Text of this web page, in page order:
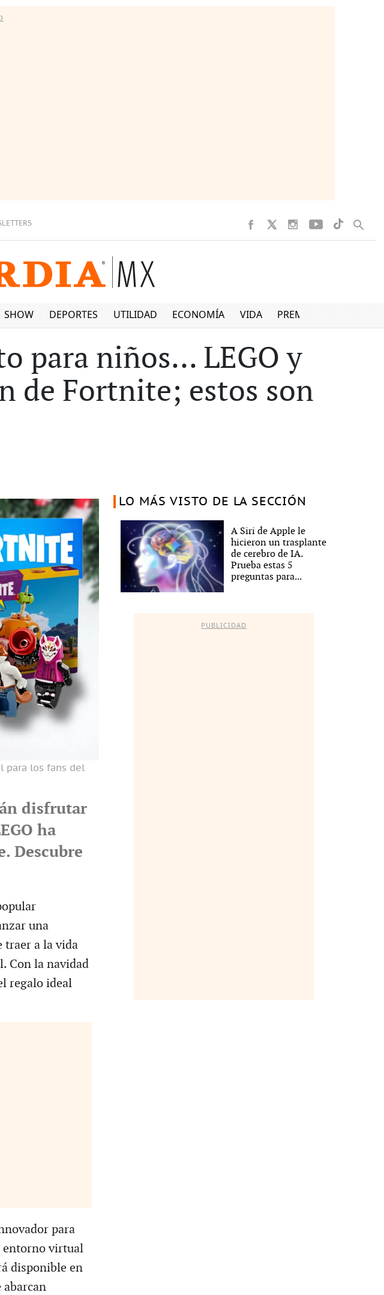
SHOW DEPORTES UTILIDAD ECONOMÍA VIDA PREMIUM
para niños... LEGO y
de Fortnite; estos son
para los fans del
disfrutar
ha
Descubre
una
traer a la vida
Con la navidad
regalo ideal
para
entorno virtual
disponible en
abarcan
LO MÁS VISTO DE LA SECCIÓN
A Siri de Apple le
hicieron un trasplante
de cerebro de IA.
Prueba estas 5
preguntas para...
PUBLICIDAD